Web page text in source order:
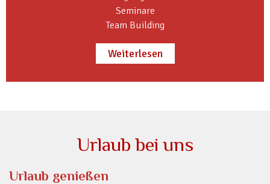
Seminare
Team Building
Weiterlesen
Urlaub bei uns
Urlaub genießen